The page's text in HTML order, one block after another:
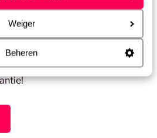
Weiger
Beheren
Sardiniëheb ik al voor je
pad? Ga hiken in het ruige
of ontdek de mysterieuze
dag af met een glas Vermentino-
terras. Sardinië heeft alles voor